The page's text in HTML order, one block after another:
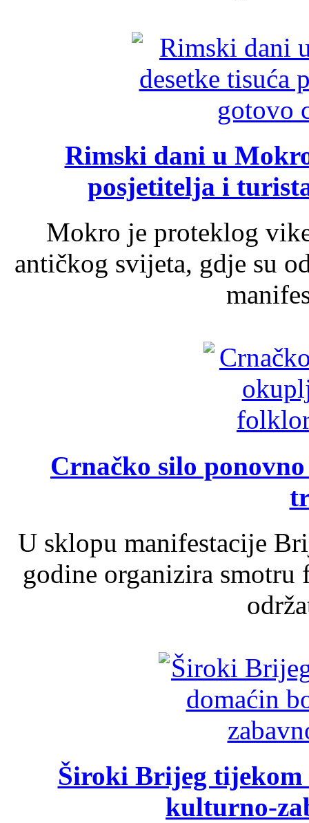
Rimski dani u
posjetitelja i
Mokro je proteklog
antičkog svijeta, gdje su
Crnačko silo
U sklopu manifestacije
godine organizira
Široki Brijeg tijekom
kulturno-